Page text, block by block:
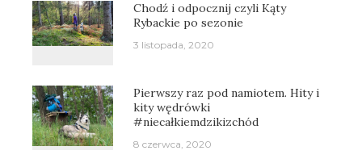
Chodź i odpocznij czyli Kąty
Rybackie po sezonie
3 listopada, 2020
Pierwszy raz pod namiotem. Hity i
kity wędrówki
#niecałkiemdzikizchód
8 czerwca, 2020